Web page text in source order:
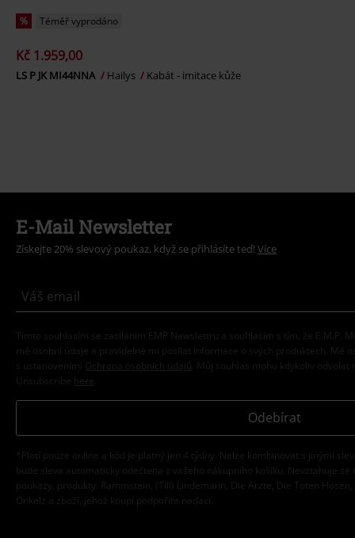
% Téměř vyprodáno
Kč 1.959,00
LS P JK MI44NNA Hailys Kabát - imitace kůže
E-Mail Newsletter
Získejte 20% slevový poukaz, když se přihlásíte teď! Více
Tímto souhlasím se zasíláním EMP Newslettru a souhlasím s tím, že E.M.P.
mé osobní údaje a pravidelně mi posílat informace o svých produktech. Mé
s ustanoveními
Ochrana osobních údajů . Můj souhlas mohu kdykoliv odvolat
Unsubscribe here
Odebírat
*Platí pouze online a kód je platný jen 4 týdny. Nelze kombinovat s jinými
bude sleva automaticky odečtena z vašeho nákupního košíku. Nevztahuje
poukazy, produkty: Rammstein, (Till) Lindemann, Die Ärzte, Die Toten
Onkelz a zboží, jehož koupí podpoříte nadaci.